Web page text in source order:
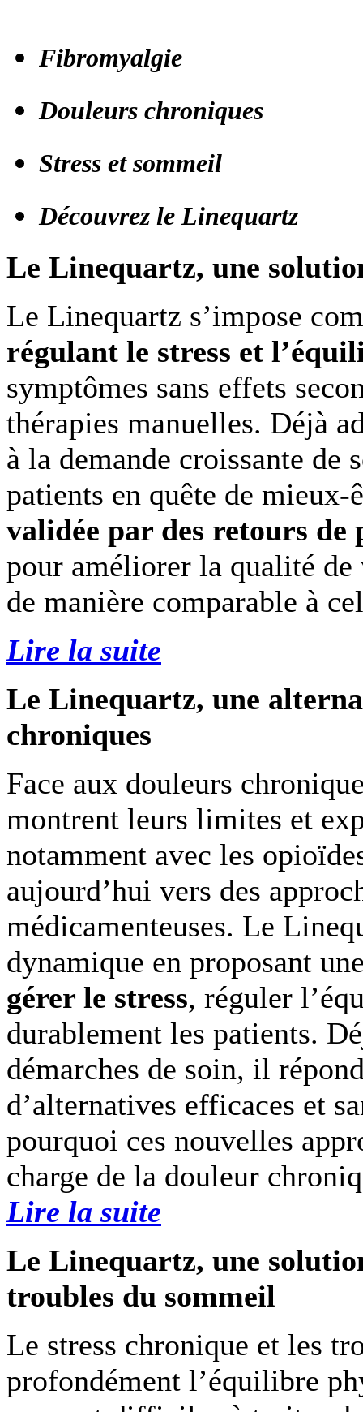
Fibromyalgie
Douleurs chroniques
Stress et sommeil
Découvrez le Linequartz
Le Linequartz, une
Le Linequartz s’impose
régulant le stress et
symptômes sans effets
thérapies manuelles. Déjà
à la demande croissante de
patients en quête de
validée par des retours de
pour améliorer la qualité de
de manière comparable à
Lire la suite
Le Linequartz, une
chroniques
Face aux douleurs
montrent leurs limites et
notamment avec les
aujourd’hui vers des
médicamenteuses. Le
dynamique en proposant
gérer le stress, réguler
durablement les patients.
démarches de soin, il
d’alternatives efficaces et
pourquoi ces nouvelles
charge de la douleur
Lire la suite
Le Linequartz, une
troubles du sommeil
Le stress chronique et les
profondément l’équilibre